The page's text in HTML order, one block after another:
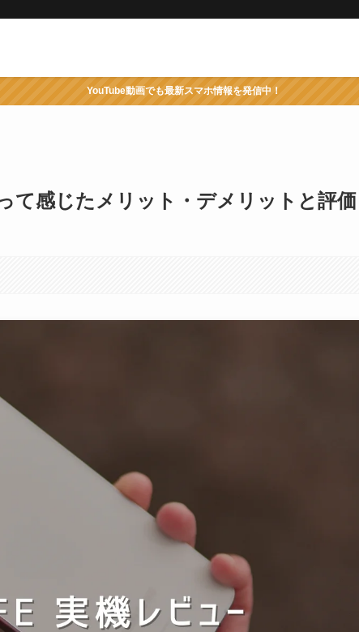
YouTube動画でも最新スマホ情報を発信中！
て感じたメリット・デメリットと評価